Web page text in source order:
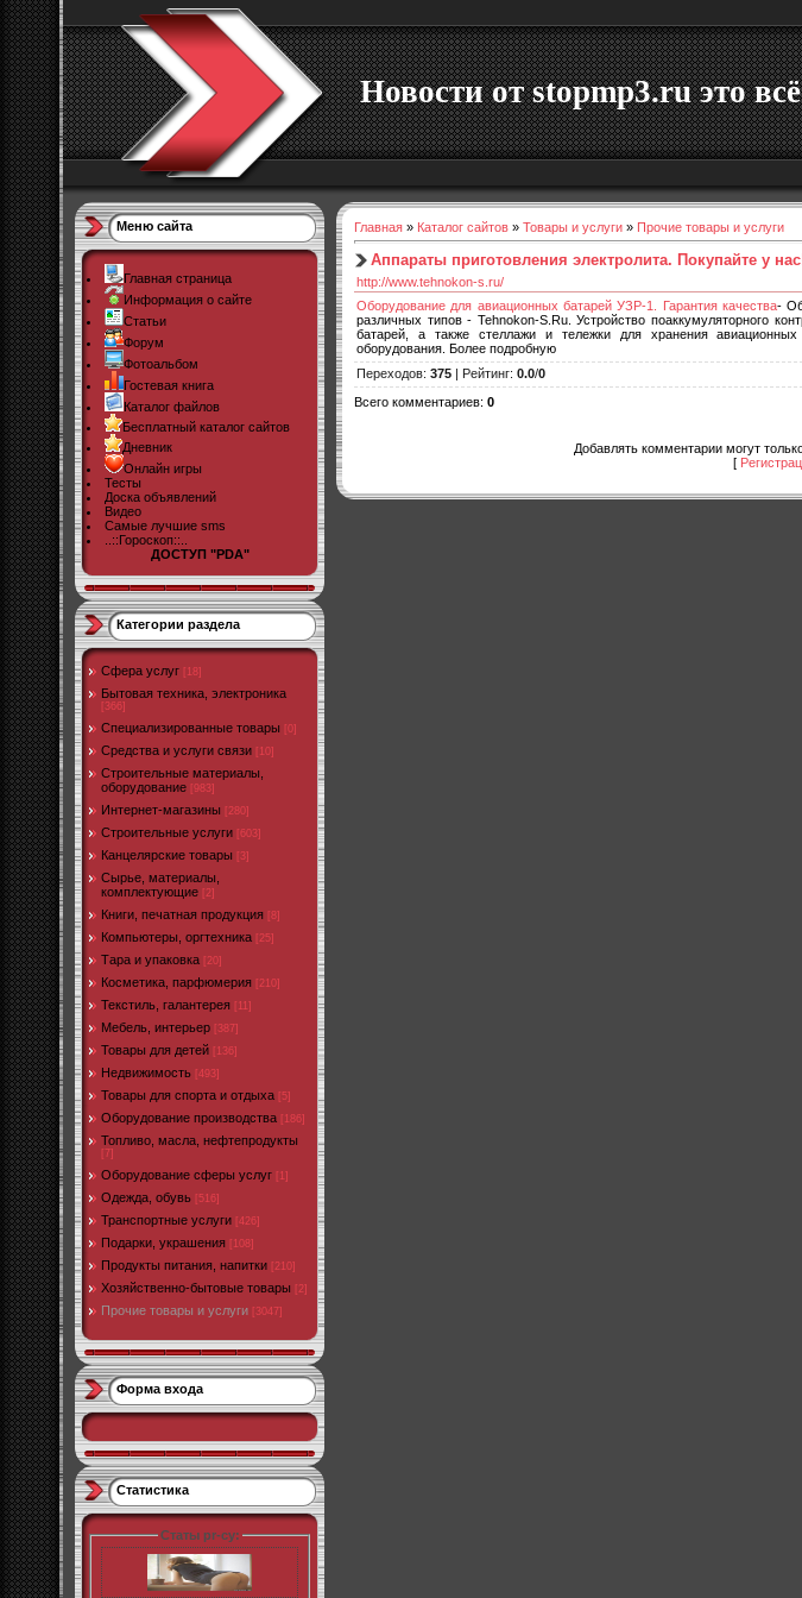
Новости от stopmp3.ru это
Меню сайта
Главная страница
Информация о сайте
Статьи
Форум
Фотоальбом
Гостевая книга
Каталог файлов
Бесплатный каталог сайтов
Дневник
Онлайн игры
Тесты
Доска объявлений
Видео
Самые лучшие sms
..::Гороскоп::..
ДОСТУП "PDA"
Категории раздела
Cфера услуг [18]
Бытовая техника, электроника
[366]
Специализированные товары [0]
Средства и услуги связи [10]
Строительные материалы,
оборудование [983]
Интернет-магазины [280]
Строительные услуги [603]
Канцелярские товары [3]
Сырье, материалы,
комплектующие [2]
Книги, печатная продукция [8]
Компьютеры, оргтехника [25]
Тара и упаковка [20]
Косметика, парфюмерия [210]
Текстиль, галантерея [11]
Мебель, интерьер [387]
Товары для детей [136]
Недвижимость [493]
Товары для спорта и отдыха [5]
Оборудование производства [186]
Топливо, масла, нефтепродукты
[7]
Оборудование сферы услуг [1]
Одежда, обувь [516]
Транспортные услуги [426]
Подарки, украшения [108]
Продукты питания, напитки [210]
Хозяйственно-бытовые товары [2]
Прочие товары и услуги [3047]
Форма входа
Статистика
Статы pr-cy:
Главная » Каталог сайтов » Товары и услуги » Прочие товары и услуги
Аппараты приготовления электролита. Покупайте у
http://www.tehnokon-s.ru/
Оборудование для авиационных батарей УЗР-1. Гарантия качества-
различных типов - Tehnokon-S.Ru. Устройство поаккумуляторного
батарей, а также стеллажи и тележки для хранения
оборудования. Более подробную
Переходов: 375 | Рейтинг: 0.0/0
Всего комментариев: 0
Добавлять комментарии могут
[